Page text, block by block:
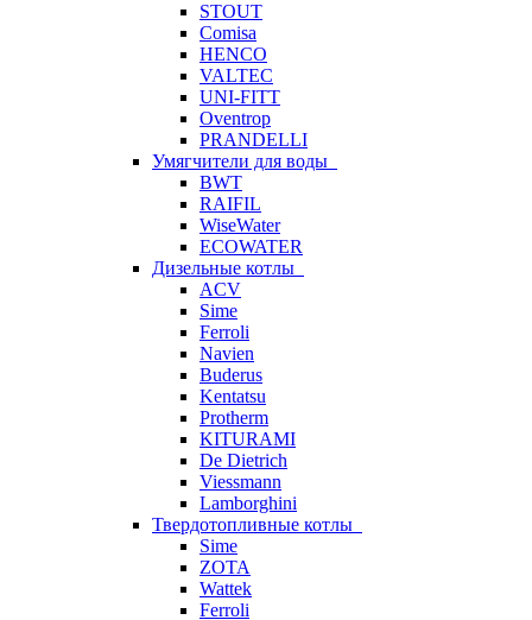
STOUT
Comisa
HENCO
VALTEC
UNI-FITT
Oventrop
PRANDELLI
Умягчители для воды
BWT
RAIFIL
WiseWater
ECOWATER
Дизельные котлы
ACV
Sime
Ferroli
Navien
Buderus
Kentatsu
Protherm
KITURAMI
De Dietrich
Viessmann
Lamborghini
Твердотопливные котлы
Sime
ZOTA
Wattek
Ferroli